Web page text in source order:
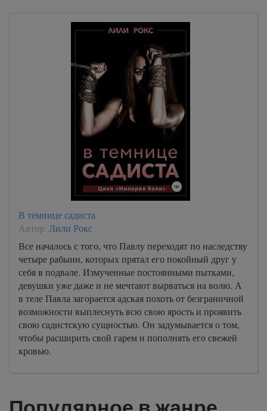
В темнице садиста
Автор: Лили Рокс
Все началось с того, что Павлу переходят по наследству
четыре рабыни, которых прятал его покойный друг у
себя в подвале. Измученные постоянными пытками,
девушки уже даже и не мечтают вырваться на волю. А
в теле Павла загорается адская похоть от безграничной
возможности выплеснуть всю свою ярость и проявить
свою садистскую сущностью. Он задумывается о том,
чтобы расширить свой гарем и пополнять его свежей
кровью.